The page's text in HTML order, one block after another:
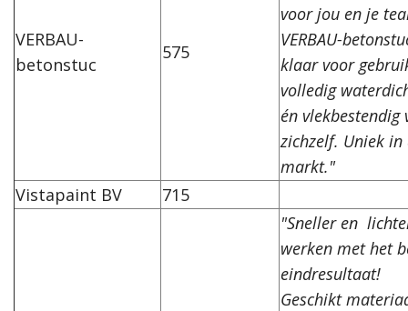
VERBAU-
betonstuc
575
voor jou en je
VERBAU-
klaar voor
volledig
én vlekbestendig
zichzelf. Uniek in
markt."
Vistapaint BV
715
"Sneller en
werken met het
eindresultaat!
Geschikt